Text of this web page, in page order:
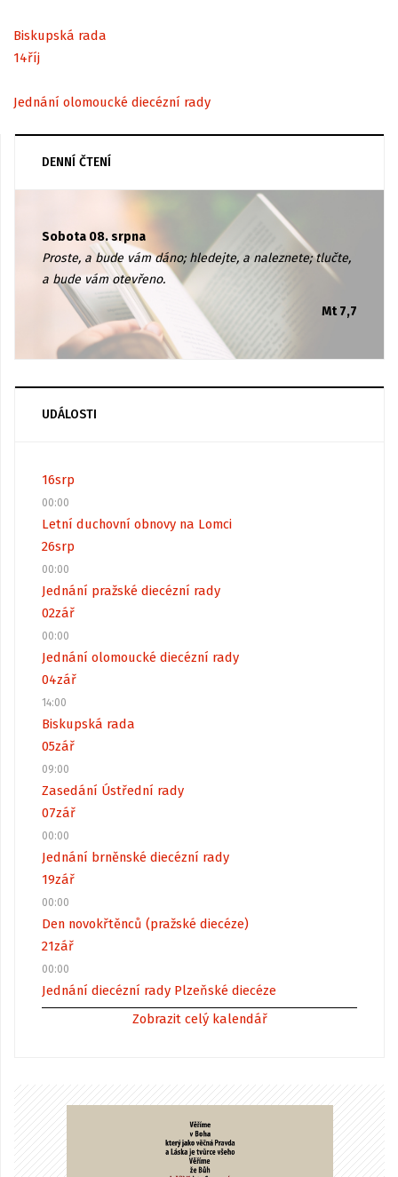
Biskupská rada
14říj
Jednání olomoucké diecézní rady
DENNÍ ČTENÍ
Sobota 08. srpna
Proste, a bude vám dáno; hledejte, a naleznete; tlučte,
a bude vám otevřeno.
Mt 7,7
UDÁLOSTI
16srp
00:00
Letní duchovní obnovy na Lomci
26srp
00:00
Jednání pražské diecézní rady
02zář
00:00
Jednání olomoucké diecézní rady
04zář
14:00
Biskupská rada
05zář
09:00
Zasedání Ústřední rady
07zář
00:00
Jednání brněnské diecézní rady
19zář
00:00
Den novokřtěnců (pražské diecéze)
21zář
00:00
Jednání diecézní rady Plzeňské diecéze
Zobrazit celý kalendář